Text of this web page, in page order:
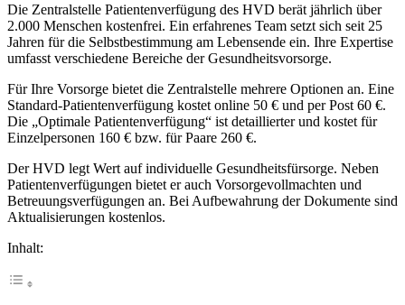
Die Zentralstelle Patientenverfügung des HVD berät jährlich über
2.000 Menschen kostenfrei. Ein erfahrenes Team setzt sich seit 25
Jahren für die Selbstbestimmung am Lebensende ein. Ihre Expertise
umfasst verschiedene Bereiche der Gesundheitsvorsorge.
Für Ihre Vorsorge bietet die Zentralstelle mehrere Optionen an. Eine
Standard-Patientenverfügung kostet online 50 € und per Post 60 €.
Die „Optimale Patientenverfügung“ ist detaillierter und kostet für
Einzelpersonen 160 € bzw. für Paare 260 €.
Der HVD legt Wert auf individuelle Gesundheitsfürsorge. Neben
Patientenverfügungen bietet er auch Vorsorgevollmachten und
Betreuungsverfügungen an. Bei Aufbewahrung der Dokumente sind
Aktualisierungen kostenlos.
Inhalt: